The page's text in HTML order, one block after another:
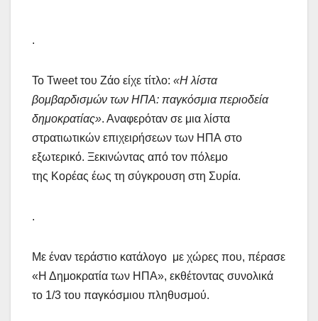
.
Το Tweet του Ζάο είχε τίτλο: «Η λίστα
βομβαρδισμών των ΗΠΑ: παγκόσμια περιοδεία
δημοκρατίας». Αναφερόταν σε μια λίστα
στρατιωτικών επιχειρήσεων των ΗΠΑ στο
εξωτερικό. Ξεκινώντας από τον πόλεμο
της Κορέας έως τη σύγκρουση στη Συρία.
.
Με έναν τεράστιο κατάλογο με χώρες που, πέρασε
«Η Δημοκρατία των ΗΠΑ», εκθέτοντας συνολικά
το 1/3 του παγκόσμιου πληθυσμού.